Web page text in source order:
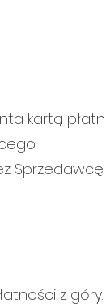
kartą
Sprzedawcę.
z góry.